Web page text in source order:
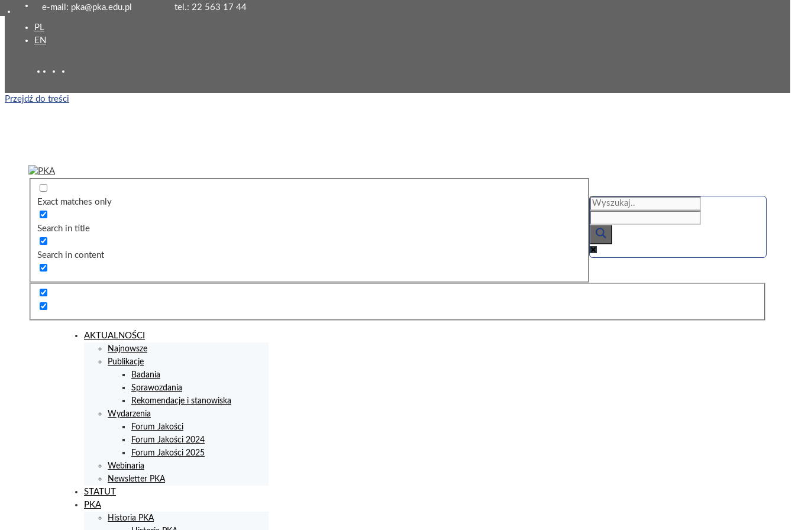
e-mail: pka@pka.edu.pl tel.: 22 563 17 44
PL
EN
Przejdź do treści
Exact matches only
Search in title
Search in content
AKTUALNOŚCI
Najnowsze
Publikacje
Badania
Sprawozdania
Rekomendacje i stanowiska
Wydarzenia
Forum Jakości
Forum Jakości 2024
Forum Jakości 2025
Webinaria
Newsletter PKA
STATUT
PKA
Historia PKA